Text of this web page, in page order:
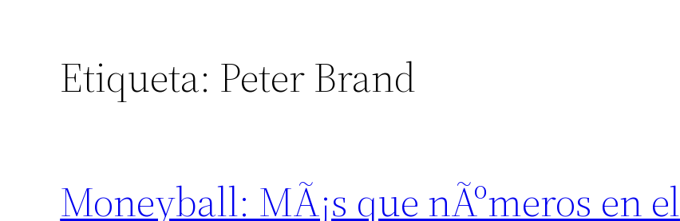
Etiqueta: Peter Brand
Moneyball: MÃ¡s que nÃºmeros en el